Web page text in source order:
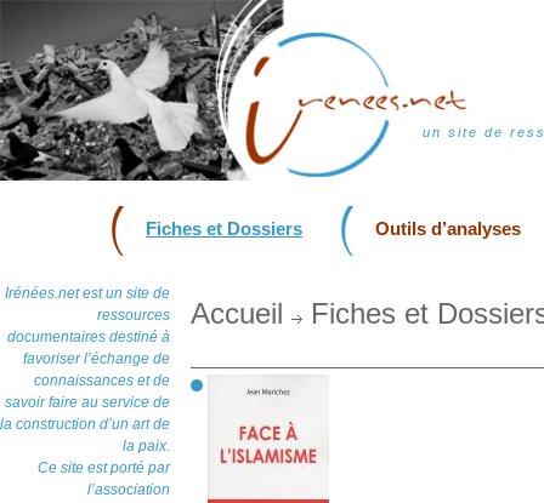
un site de
Fiches et Dossiers Outils d’analyses
Irénées.net est un site de
ressources
documentaires destiné à
favoriser l’échange de
connaissances et de
savoir faire au service de
la construction d’un art de
la paix.
Ce site est porté par
l’association
Accueil Fiches et